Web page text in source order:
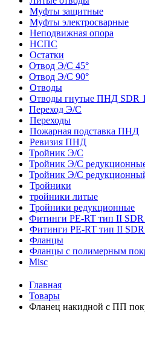
Муфты защитные
Муфты электросварные
Неподвижная опора
НСПС
Остатки
Отвод Э/С 45°
Отвод Э/С 90°
Отводы
Отводы гнутые ПНД SDR
Переход Э/С
Переходы
Пожарная подставка ПНД
Ревизия ПНД
Тройник Э/С
Тройник Э/С
Тройник Э/С
Тройники
тройники литые
Тройники редукционные
Фитинги PE-RT тип II SDR
Фитинги PE-RT тип II
Фланцы
Фланцы с полимерным
Misc
Главная
Товары
Фланец накидной с ПП